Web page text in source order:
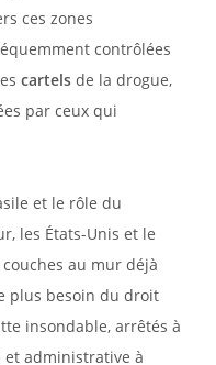
ces zones
contrôlées
cartels de la drogue,
par ceux qui
et le rôle du
les États-Unis et le
au mur déjà
plus besoin du droit
insondable, arrêtés à
et administrative à